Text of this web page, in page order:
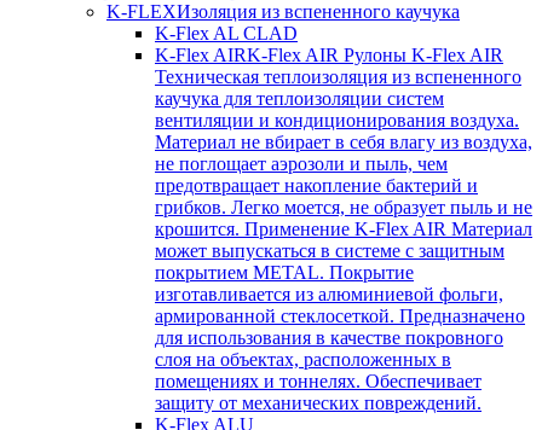
K-FLEXИзоляция из вспененного каучука
K-Flex AL CLAD
K-Flex AIRK-Flex AIR Рулоны K-Flex AIR
Техническая теплоизоляция из вспененного
каучука для теплоизоляции систем
вентиляции и кондиционирования воздуха.
Материал не вбирает в себя влагу из воздуха,
не поглощает аэрозоли и пыль, чем
предотвращает накопление бактерий и
грибков. Легко моется, не образует пыль и не
крошится. Применение K-Flex AIR Материал
может выпускаться в системе c защитным
покрытием METAL. Покрытие
изготавливается из алюминиевой фольги,
армированной стеклосеткой. Предназначено
для использования в качестве покровного
слоя на объектах, расположенных в
помещениях и тоннелях. Обеспечивает
защиту от механических повреждений.
K-Flex ALU